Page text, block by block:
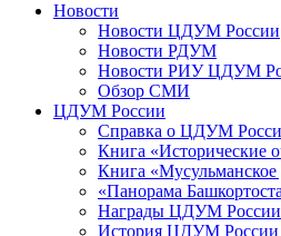
Новости
Новости ЦДУМ России
Новости РДУМ
Новости РИУ ЦДУМ
Обзор СМИ
ЦДУМ России
Справка о ЦДУМ
Книга «Исторические
Книга «Мусульманское
«Панорама
Награды ЦДУМ России
История ЦДУМ России